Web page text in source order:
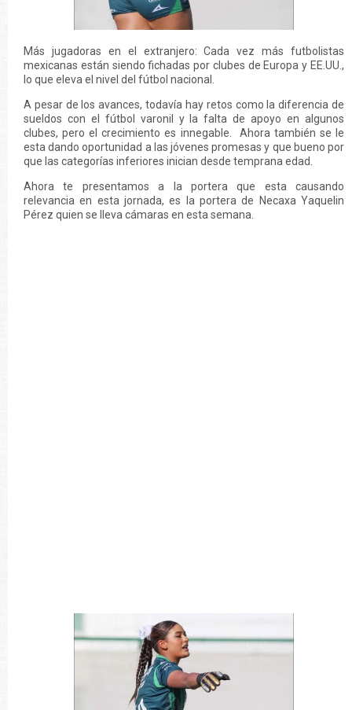
Más jugadoras en el extranjero: Cada vez más futbolistas
mexicanas están siendo fichadas por clubes de Europa y EE.UU.,
lo que eleva el nivel del fútbol nacional.
A pesar de los avances, todavía hay retos como la diferencia de
sueldos con el fútbol varonil y la falta de apoyo en algunos
clubes, pero el crecimiento es innegable. Ahora también se le
esta dando oportunidad a las jóvenes promesas y que bueno por
que las categorías inferiores inician desde temprana edad.
Ahora te presentamos a la portera que esta causando
relevancia en esta jornada, es la portera de Necaxa Yaquelin
Pérez quien se lleva cámaras en esta semana.